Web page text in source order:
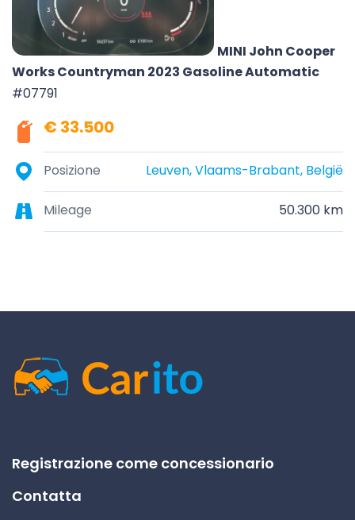
MINI John Cooper
Works Countryman 2023 Gasoline Automatic
#07791
€ 33.500
Posizione Leuven, Vlaams-Brabant, België
Mileage 50.300 km
Registrazione come concessionario
Contatta